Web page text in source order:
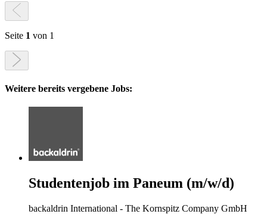
Seite 1 von 1
Weitere bereits vergebene Jobs:
Studentenjob im Paneum (m/w/d)
backaldrin International - The Kornspitz Company GmbH